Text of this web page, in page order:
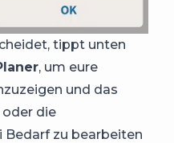
tippt unten
, um eure
und das
die
zu bearbeiten